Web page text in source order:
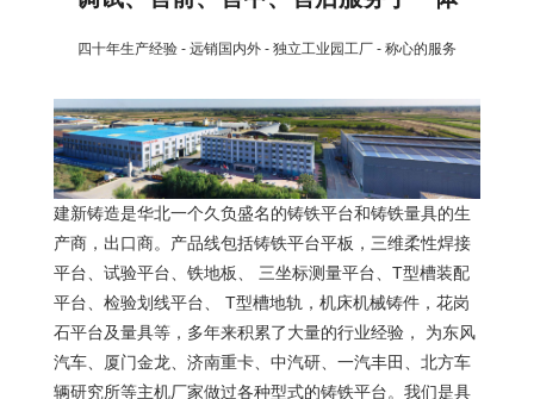
四十年生产经验 - 远销国内外 - 独立工业园工厂 - 称心的服务
建新铸造是华北一个久负盛名的铸铁平台和铸铁量具的生
产商，出口商。产品线包括铸铁平台平板，三维柔性焊接
平台、试验平台、铁地板、 三坐标测量平台、T型槽装配
平台、检验划线平台、 T型槽地轨，机床机械铸件，花岗
石平台及量具等，多年来积累了大量的行业经验， 为东风
汽车、厦门金龙、济南重卡、中汽研、一汽丰田、北方车
辆研究所等主机厂家做过各种型式的铸铁平台。我们是具